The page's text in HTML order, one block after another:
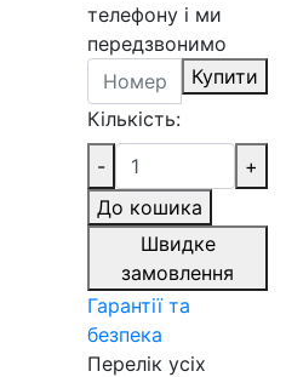
телефону і ми
передзвонимо
Купити
Кількість:
-
+
До кошика
Швидке
замовлення
Гарантії та
безпека
Перелік усіх